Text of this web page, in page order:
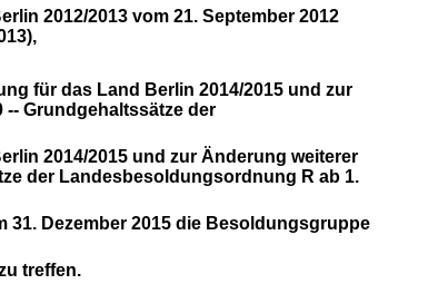
2012/2013 vom 21. September 2012
für das Land Berlin 2014/2015 und zur
Grundgehaltssätze der
lin 2014/2015 und zur Änderung weiterer
der Landesbesoldungsordnung R ab 1.
31. Dezember 2015 die Besoldungsgruppe
treffen.